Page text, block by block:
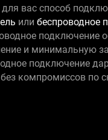
вас способ
или беспроводное
подключение
и минимальную
подключение
компромиссов по